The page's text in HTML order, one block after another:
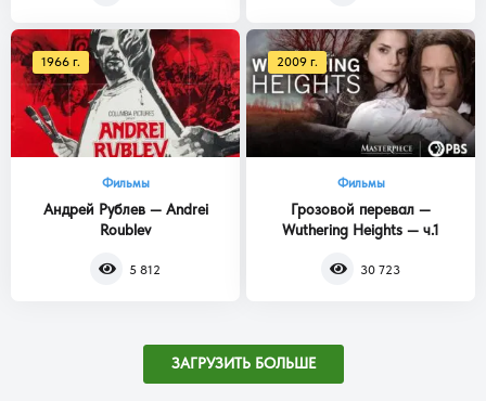
1966 г.
Фильмы
Андрей Рублев — Andrei
Roublev
5 812
2009 г.
Фильмы
Грозовой перевал —
Wuthering Heights — ч.1
30 723
ЗАГРУЗИТЬ БОЛЬШЕ